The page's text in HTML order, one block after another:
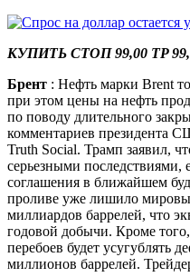
КУПИТЬ СТОП 99,00 TP
Брент : Нефть марки Brent
при этом цены на нефть
по поводу длительного
комментариев президента
Truth Social. Трамп заявил,
серьезными последствиями,
соглашения в ближайшем
проливе уже лишило
миллиардов баррелей, что
годовой добычи. Кроме
перебоев будет усугублять
миллионов баррелей.